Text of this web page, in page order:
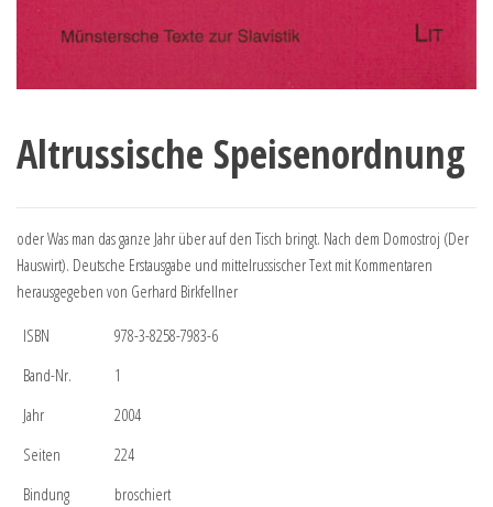
Altrussische Speisenordnung
oder Was man das ganze Jahr über auf den Tisch bringt. Nach dem Domostroj (Der
Hauswirt). Deutsche Erstausgabe und mittelrussischer Text mit Kommentaren
herausgegeben von Gerhard Birkfellner
ISBN
978-3-8258-7983-6
Band-Nr.
1
Jahr
2004
Seiten
224
Bindung
broschiert